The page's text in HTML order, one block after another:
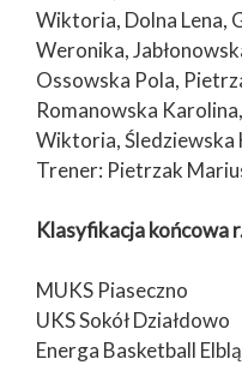
Wiktoria, Dolna Lena,
Weronika,
Ossowska Pola,
Romanowska
Wiktoria, Śledziewska
Trener: Pietrzak
Klasyfikacja końcowa
MUKS Piaseczno
UKS Sokół Działdowo
Energa Basketball